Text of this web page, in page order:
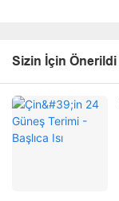
Sizin İçin Önerildi